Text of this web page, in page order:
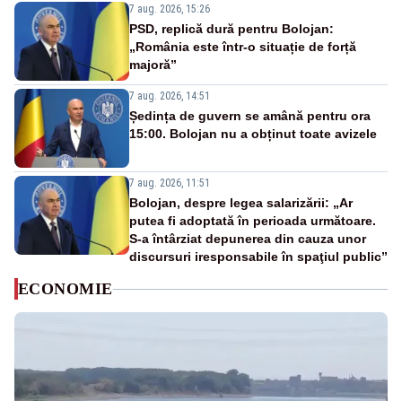
7 aug. 2026, 15:26
PSD, replică dură pentru Bolojan:
„România este într-o situație de forță
majoră”
7 aug. 2026, 14:51
Ședința de guvern se amână pentru ora
15:00. Bolojan nu a obținut toate avizele
7 aug. 2026, 11:51
Bolojan, despre legea salarizării: „Ar
putea fi adoptată în perioada următoare.
S-a întârziat depunerea din cauza unor
discursuri iresponsabile în spaţiul public”
ECONOMIE